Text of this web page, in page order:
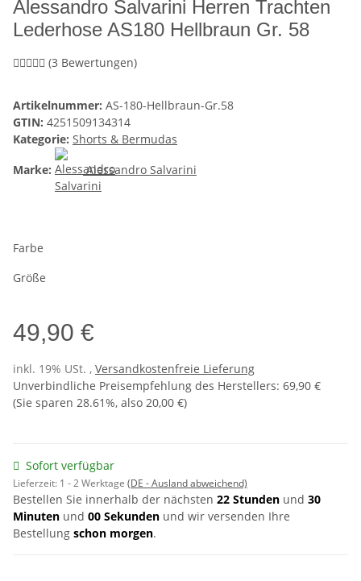
Alessandro Salvarini Herren Trachten
Lederhose AS180 Hellbraun Gr. 58
(3 Bewertungen)
Artikelnummer: AS-180-Hellbraun-Gr.58
GTIN: 4251509134314
Kategorie: Shorts & Bermudas
Marke:
Alessandro Salvarini
Farbe
Größe
49,90 €
inkl. 19% USt. , Versandkostenfreie Lieferung
Unverbindliche Preisempfehlung des Herstellers: 69,90 €
(Sie sparen 28.61%, also 20,00 €)
Sofort verfügbar
Lieferzeit: 1 - 2 Werktage (DE - Ausland abweichend)
Bestellen Sie innerhalb der nächsten 22 Stunden und 30
Minuten und 00 Sekunden und wir versenden Ihre
Bestellung schon morgen.